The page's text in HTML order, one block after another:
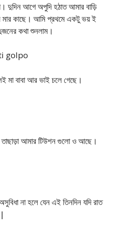
দুদিন আগে অপুদি হঠাত আমার বাড়ি
মার কাছে। আমি প্রথমে একটু ভয় ই
কথা শুনলাম।
golpo
মা বাবা আর ভাই চলে গেছে।
তাছাড়া আমার টিউশন গুলো ও আছে।
না হলে যেন এই তিনদিন যদি রাত